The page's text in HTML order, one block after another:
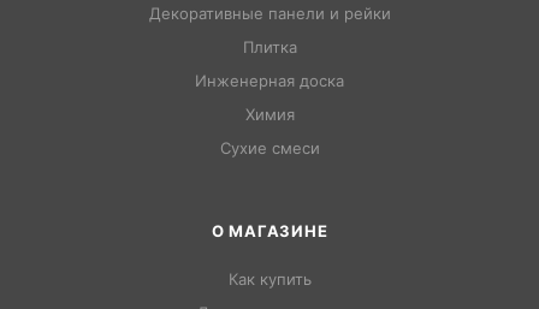
Декоративные панели и рейки
Плитка
Инженерная доска
Химия
Сухие смеси
О МАГАЗИНЕ
Как купить